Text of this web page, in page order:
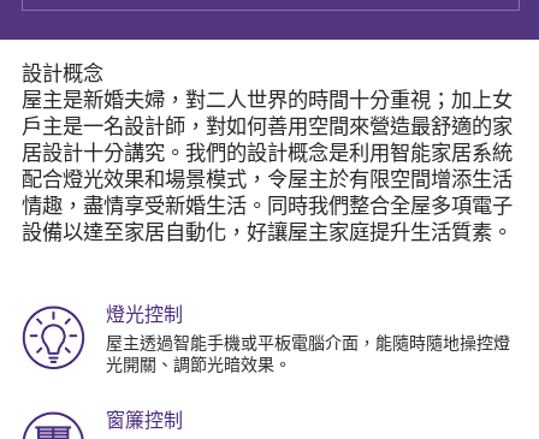
設計概念
屋主是新婚夫婦，對二人世界的時間十分重視；加上女
戶主是一名設計師，對如何善用空間來營造最舒適的家
居設計十分講究。我們的設計概念是利用智能家居系統
配合燈光效果和場景模式，令屋主於有限空間增添生活
情趣，盡情享受新婚生活。同時我們整合全屋多項電子
設備以達至家居自動化，好讓屋主家庭提升生活質素。
燈光控制
屋主透過智能手機或平板電腦介面，能隨時隨地操控燈
光開關、調節光暗效果。
窗簾控制